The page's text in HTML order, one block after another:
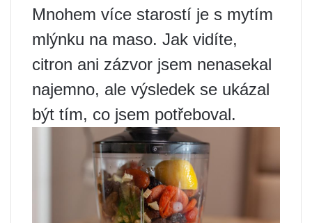
Mnohem více starostí je s mytím
mlýnku na maso. Jak vidíte,
citron ani zázvor jsem nenasekal
najemno, ale výsledek se ukázal
být tím, co jsem potřeboval.